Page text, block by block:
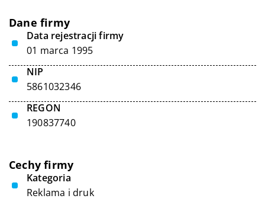
Dane firmy
Data rejestracji firmy
01 marca 1995
NIP
5861032346
REGON
190837740
Cechy firmy
Kategoria
Reklama i druk